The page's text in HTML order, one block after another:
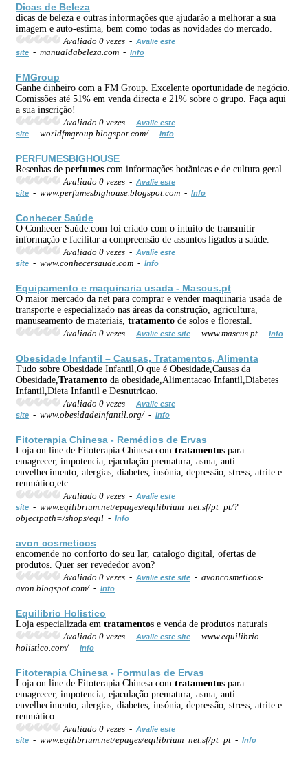
Dicas de Beleza
dicas de beleza e outras informações que ajudarão a melhorar a sua
imagem e auto-estima, bem como todas as novidades do mercado.
Avaliado 0 vezes - Avalie este
site - manualdabeleza.com - Info
FMGroup
Ganhe dinheiro com a FM Group. Excelente oportunidade de negócio.
Comissões até 51% em venda directa e 21% sobre o grupo. Faça aqui
a sua inscrição!
Avaliado 0 vezes - Avalie este
site - worldfmgroup.blogspot.com/ - Info
PERFUMESBIGHOUSE
Resenhas de perfumes com informações botãnicas e de cultura geral
Avaliado 0 vezes - Avalie este
site - www.perfumesbighouse.blogspot.com - Info
Conhecer Saúde
O Conhecer Saúde.com foi criado com o intuito de transmitir
informação e facilitar a compreensão de assuntos ligados a saúde.
Avaliado 0 vezes - Avalie este
site - www.conhecersaude.com - Info
Equipamento e maquinaria usada - Mascus.pt
O maior mercado da net para comprar e vender maquinaria usada de
transporte e especializado nas áreas da construção, agricultura,
manuseamento de materiais, tratamento de solos e florestal.
Avaliado 0 vezes - Avalie este site - www.mascus.pt - Info
Obesidade Infantil – Causas, Tratamentos, Alimenta
Tudo sobre Obesidade Infantil,O que é Obesidade,Causas da
Obesidade, Tratamento da obesidade,Alimentacao Infantil,Diabetes
Infantil,Dieta Infantil e Desnutricao.
Avaliado 0 vezes - Avalie este
site - www.obesidadeinfantil.org/ - Info
Fitoterapia Chinesa - Remédios de Ervas
Loja on line de Fitoterapia Chinesa com tratamentos para:
emagrecer, impotencia, ejaculação prematura, asma, anti
envelhecimento, alergias, diabetes, insónia, depressão, stress, atrite e
reumático,etc
Avaliado 0 vezes - Avalie este
site - www.eqilibrium.net/epages/eqilibrium_net.sf/pt_pt/?
objectpath=/shops/eqil - Info
avon cosmeticos
encomende no conforto do seu lar, catalogo digital, ofertas de
produtos. Quer ser revededor avon?
Avaliado 0 vezes - Avalie este site - avoncosmeticos-
avon.blogspot.com/ - Info
Equilibrio Holistico
Loja especializada em tratamentos e venda de produtos naturais
Avaliado 0 vezes - Avalie este site - www.equilibrio-
holistico.com/ - Info
Fitoterapia Chinesa - Formulas de Ervas
Loja on line de Fitoterapia Chinesa com tratamentos para:
emagrecer, impotencia, ejaculação prematura, asma, anti
envelhecimento, alergias, diabetes, insónia, depressão, stress, atrite e
reumático...
Avaliado 0 vezes - Avalie este
site - www.eqilibrium.net/epages/eqilibrium_net.sf/pt_pt - Info